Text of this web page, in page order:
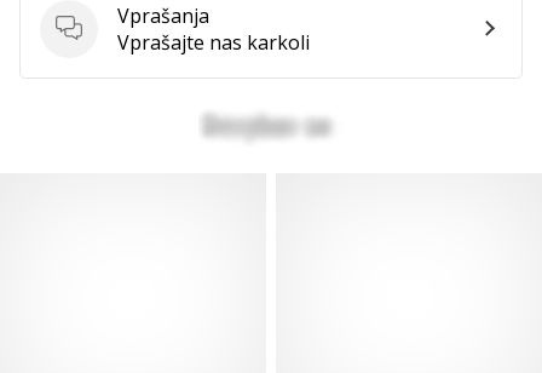
Vprašanja
Vprašanja
Vprašajte nas karkoli